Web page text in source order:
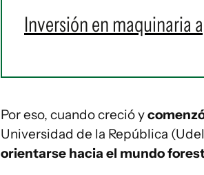
Inversión en maquinaria
Por eso, cuando creció y
Universidad de la República
orientarse hacia el mundo